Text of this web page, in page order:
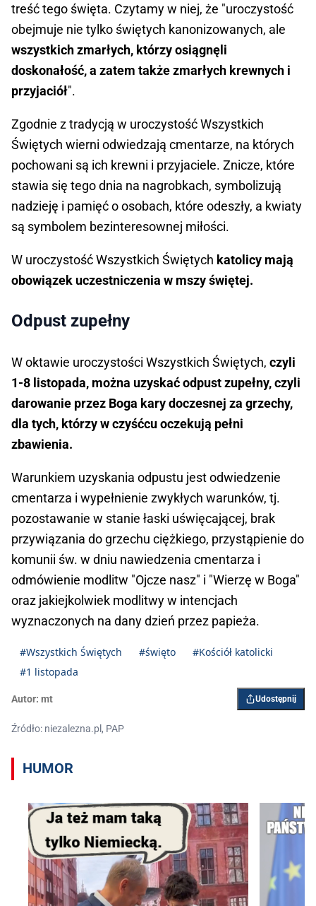
treść tego święta. Czytamy w niej, że "uroczystość
obejmuje nie tylko świętych kanonizowanych, ale
wszystkich zmarłych, którzy osiągnęli
doskonałość, a zatem także zmarłych krewnych i
przyjaciół".
Zgodnie z tradycją w uroczystość Wszystkich
Świętych wierni odwiedzają cmentarze, na których
pochowani są ich krewni i przyjaciele. Znicze, które
stawia się tego dnia na nagrobkach, symbolizują
nadzieję i pamięć o osobach, które odeszły, a kwiaty
są symbolem bezinteresownej miłości.
W uroczystość Wszystkich Świętych katolicy mają
obowiązek uczestniczenia w mszy świętej.
Odpust zupełny
W oktawie uroczystości Wszystkich Świętych, czyli
1-8 listopada, można uzyskać odpust zupełny, czyli
darowanie przez Boga kary doczesnej za grzechy,
dla tych, którzy w czyśćcu oczekują pełni
zbawienia.
Warunkiem uzyskania odpustu jest odwiedzenie
cmentarza i wypełnienie zwykłych warunków, tj.
pozostawanie w stanie łaski uświęcającej, brak
przywiązania do grzechu ciężkiego, przystąpienie do
komunii św. w dniu nawiedzenia cmentarza i
odmówienie modlitw "Ojcze nasz" i "Wierzę w Boga"
oraz jakiejkolwiek modlitwy w intencjach
wyznaczonych na dany dzień przez papieża.
#Wszystkich Świętych #święto
#Kościół katolicki
#1 listopada
Autor: mt Udostępnij
Źródło: niezalezna.pl, PAP
HUMOR